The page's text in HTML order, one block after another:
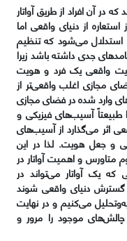
آن افراد از طریق آواتار
استعاره از دنیای واقعی اما
استدلال می‌شود که تنظیم
جدی داشته باشد زیرا
واقعی یک فرد و هویت
مجازی اغلب واقعی‌تر از
وارد شده در فضای مجازی
طبیعتاً آسیب‌های فیزیکی و
اثر می‌گذارد از آسیب‌های
و جعل هویت. لذا در این
متاورس و اهمیت آواتار در
یک آواتار می‌تواند در
گسترش دنیای واقعی شوند
می‌کنیم و در نهایت
موجود را مرور و